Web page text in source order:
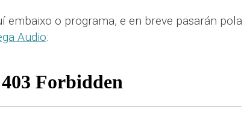
embaixo o programa, e en breve pasarán pola
Audio: